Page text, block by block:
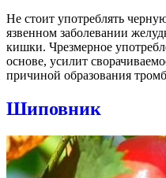
Не стоит употреблять
язвенном заболевании
кишки. Чрезмерное
основе, усилит
причиной образования
Шиповник